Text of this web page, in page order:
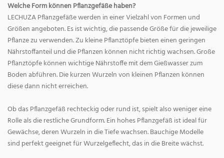
Welche Form können Pflanzgefäße haben?
LECHUZA Pflanzgefäße werden in einer Vielzahl von Formen und
Größen angeboten. Es ist wichtig, die passende Größe für die jeweilige
Pflanze zu verwenden. Zu kleine Pflanztöpfe bieten einen geringen
Nährstoffanteil und die Pflanzen können nicht richtig wachsen. Große
Pflanztöpfe können wichtige Nährstoffe mit dem Gießwasser zum
Boden abführen. Die kurzen Wurzeln von kleinen Pflanzen können
diese dann nicht erreichen.
Ob das Pflanzgefäß rechteckig oder rund ist, spielt also weniger eine
Rolle als die restliche Grundform. Ein hohes Pflanzgefäß ist ideal für
Gewächse, deren Wurzeln in die Tiefe wachsen. Bauchige Modelle
sind perfekt geeignet für Wurzelgeflecht, das in die Breite wächst.